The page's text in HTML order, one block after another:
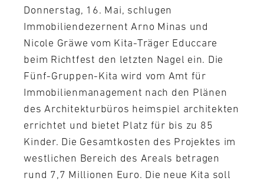
Donnerstag, 16. Mai, schlugen
Immobiliendezernent Arno Minas und
Nicole Gräwe vom Kita-Träger Educcare
beim Richtfest den letzten Nagel ein. Die
Fünf-Gruppen-Kita wird vom Amt für
Immobilienmanagement nach den Plänen
des Architekturbüros heimspiel architekten
errichtet und bietet Platz für bis zu 85
Kinder. Die Gesamtkosten des Projektes im
westlichen Bereich des Areals betragen
rund 7,7 Millionen Euro. Die neue Kita soll